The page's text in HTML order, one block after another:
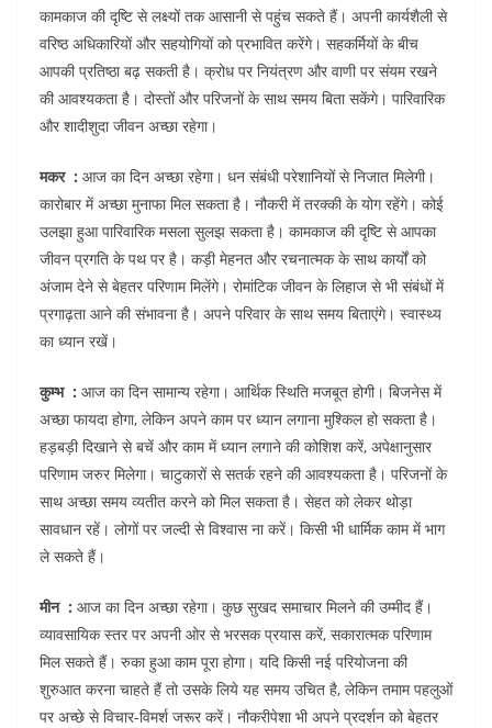
कामकाज की दृष्टि से लक्ष्यों तक आसानी से पहुंच सकते हैं। अपनी कार्यशैली से
वरिष्ठ अधिकारियों और सहयोगियों को प्रभावित करेंगे। सहकर्मियों के बीच
आपकी प्रतिष्ठा बढ़ सकती है। क्रोध पर नियंत्रण और वाणी पर संयम रखने
की आवश्यकता है। दोस्तों और परिजनों के साथ समय बिता सकेंगे। पारिवारिक
और शादीशुदा जीवन अच्छा रहेगा।
मकर : आज का दिन अच्छा रहेगा। धन संबंधी परेशानियों से निजात मिलेगी।
कारोबार में अच्छा मुनाफा मिल सकता है। नौकरी में तरक्की के योग रहेंगे। कोई
उलझा हुआ पारिवारिक मसला सुलझ सकता है। कामकाज की दृष्टि से आपका
जीवन प्रगति के पथ पर है। कड़ी मेहनत और रचनात्मक के साथ कार्यों को
अंजाम देने से बेहतर परिणाम मिलेंगे। रोमांटिक जीवन के लिहाज से भी संबंधों में
प्रगाढ़ता आने की संभावना है। अपने परिवार के साथ समय बिताएंगे। स्वास्थ्य
का ध्यान रखें।
कुम्भ : आज का दिन सामान्य रहेगा। आर्थिक स्थिति मजबूत होगी। बिजनेस में
अच्छा फायदा होगा, लेकिन अपने काम पर ध्यान लगाना मुश्किल हो सकता है।
हड़बड़ी दिखाने से बचें और काम में ध्यान लगाने की कोशिश करें, अपेक्षानुसार
परिणाम जरुर मिलेगा। चाटुकारों से सतर्क रहने की आवश्यकता है। परिजनों के
साथ अच्छा समय व्यतीत करने को मिल सकता है। सेहत को लेकर थोड़ा
सावधान रहें। लोगों पर जल्दी से विश्वास ना करें। किसी भी धार्मिक काम में भाग
ले सकते हैं।
मीन : आज का दिन अच्छा रहेगा। कुछ सुखद समाचार मिलने की उम्मीद हैं।
व्यावसायिक स्तर पर अपनी ओर से भरसक प्रयास करें, सकारात्मक परिणाम
मिल सकते हैं। रुका हुआ काम पूरा होगा। यदि किसी नई परियोजना की
शुरुआत करना चाहते हैं तो उसके लिये यह समय उचित है, लेकिन तमाम पहलुओं
पर अच्छे से विचार-विमर्श जरूर करें। नौकरीपेशा भी अपने प्रदर्शन को बेहतर